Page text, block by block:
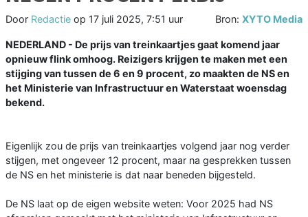
Door Redactie op 17 juli 2025, 7:51 uur Bron: XYTO Media
NEDERLAND - De prijs van treinkaartjes gaat komend jaar
opnieuw flink omhoog. Reizigers krijgen te maken met een
stijging van tussen de 6 en 9 procent, zo maakten de NS en
het Ministerie van Infrastructuur en Waterstaat woensdag
bekend.
Eigenlijk zou de prijs van treinkaartjes volgend jaar nog verder
stijgen, met ongeveer 12 procent, maar na gesprekken tussen
de NS en het ministerie is dat naar beneden bijgesteld.
De NS laat op de eigen website weten: Voor 2025 had NS